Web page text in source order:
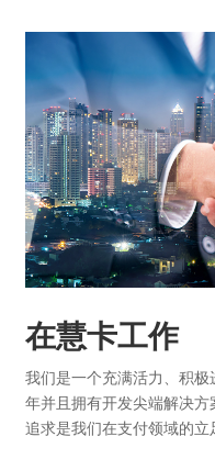
在慧卡工作
我们是一个充满活力、积
年并且拥有开发尖端解决
追求是我们在支付领域的立